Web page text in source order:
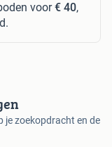
voor€ 40,
je zoekopdracht en de